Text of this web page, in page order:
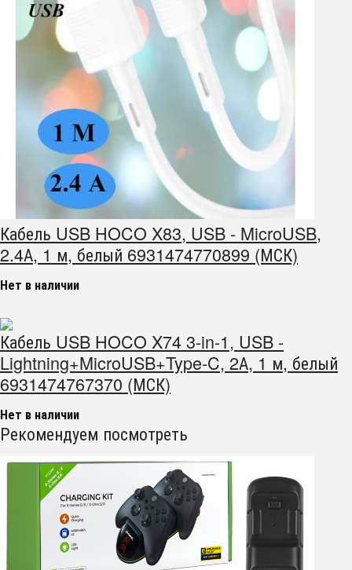
Кабель USB HOCO X83, USB - MicroUSB,
2.4А, 1 м, белый 6931474770899 (МСК)
Нет в наличии
Кабель USB HOCO X74 3-in-1, USB -
Lightning+MicroUSB+Type-C, 2А, 1 м, белый
6931474767370 (МСК)
Нет в наличии
Рекомендуем посмотреть